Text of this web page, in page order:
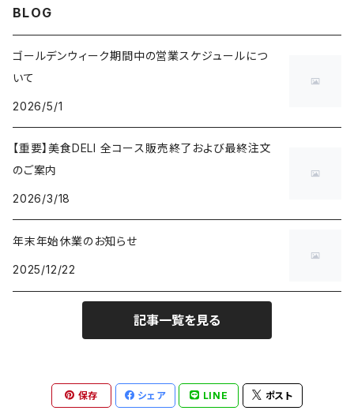
BLOG
ゴールデンウィーク期間中の営業スケジュールにつ
いて
2026/5/1
【重要】美食DELI 全コース販売終了および最終注文
のご案内
2026/3/18
年末年始休業のお知らせ
2025/12/22
記事一覧を見る
保存 シェア LINE ポスト